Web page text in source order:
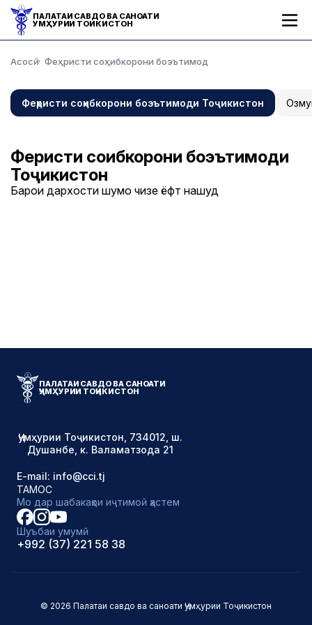
ПАЛАТАИ САВДО ВА САНОАТИ
ҶУМҲУРИИ ТОҶИКИСТОН
Асосӣ Феҳристи соҳибкорони боэътимод
Феҳристи соҳибкорони боэътимоди Тоҷикистон
Феҳристи соҳибкорони боэътимоди
Тоҷикистон
Барои дархости шумо чизе ёфт нашуд
ПАЛАТАИ САВДО ВА САНОАТИ
ҶУМҲУРИИ ТОҶИКИСТОН
Ҷумҳурии Тоҷикистон, 734012, ш.
Душанбе, к. Валаматзода 21
E-mail: info@cci.tj
ТАМОС
Мо дар шабакаҳои иҷтимоӣ ҳастем
Шуъбаи умумӣ
+992 (37) 221 58 38
© 2026 Палатаи савдо ва саноати Ҷумҳурии Тоҷикистон